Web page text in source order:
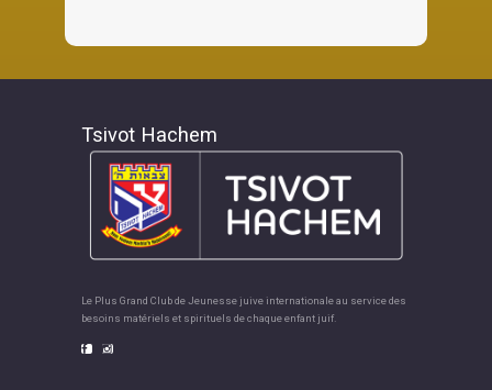
Tsivot Hachem
Le Plus Grand Club de Jeunesse juive internationale au service des
besoins matériels et spirituels de chaque enfant juif.